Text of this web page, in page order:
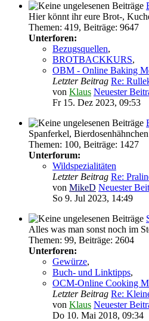
Hier könnt ihr eure Brot-,
Themen: 419, Beiträge: 9647
Unterforen:
Bezugsquellen,
BROTBACKKURS,
OBM - Online Baking
Letzter Beitrag Re:
von Klaus Neuester
Fr 15. Dez 2023, 09:53
Spanferkel,
Themen: 100, Beiträge: 1427
Unterforum:
Wildspezialitäten
Letzter Beitrag Re:
von MikeD Neuester
So 9. Jul 2023, 14:49
Alles was man sonst noch im
Themen: 99, Beiträge: 2604
Unterforen:
Gewürze,
Buch- und Linktipps,
OCM-Online Cooking
Letzter Beitrag Re:
von Klaus Neuester
Do 10. Mai 2018, 09:34